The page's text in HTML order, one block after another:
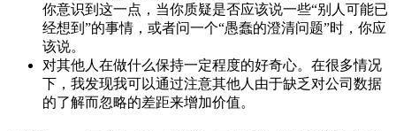
你意识到这一点，当你质疑是否应该说一些“别人可能已
经想到”的事情，或者问一个“愚蠢的澄清问题”时，你应
该说。
对其他人在做什么保持一定程度的好奇心。在很多情况
下，我发现我可以通过注意其他人由于缺乏对公司数据
的了解而忽略的差距来增加价值。